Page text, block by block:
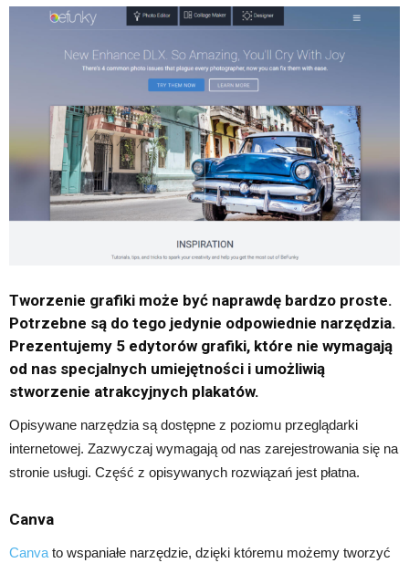
Tworzenie grafiki może być naprawdę bardzo proste.
Potrzebne są do tego jedynie odpowiednie narzędzia.
Prezentujemy 5 edytorów grafiki, które nie wymagają
od nas specjalnych umiejętności i umożliwią
stworzenie atrakcyjnych plakatów.
Opisywane narzędzia są dostępne z poziomu przeglądarki
internetowej. Zazwyczaj wymagają od nas zarejestrowania się na
stronie usługi. Część z opisywanych rozwiązań jest płatna.
Canva
Canva to wspaniałe narzędzie, dzięki któremu możemy tworzyć